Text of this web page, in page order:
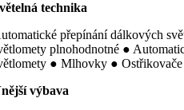
technika
přepínání dálkových
plnohodnotné ●
● Mlhovky ● Ostřikovače
výbava